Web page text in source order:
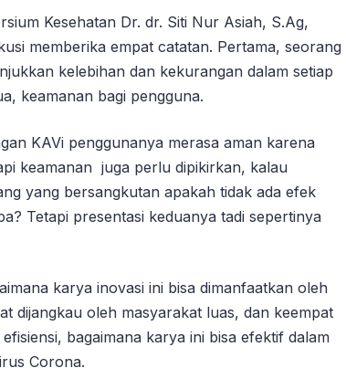
Kesehatan Dr. dr. Siti Nur Asiah, S.Ag,
memberika empat catatan. Pertama, seorang
kelebihan dan kekurangan dalam setiap
keamanan bagi pengguna.
KAVi penggunanya merasa aman karena
keamanan juga perlu dipikirkan, kalau
yang bersangkutan apakah tidak ada efek
Tetapi presentasi keduanya tadi sepertinya
karya inovasi ini bisa dimanfaatkan oleh
dijangkau oleh masyarakat luas, dan keempat
bagaimana karya ini bisa efektif dalam
Corona.